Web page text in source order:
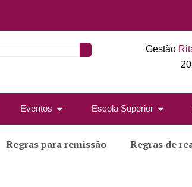
Gestão
Eventos Escola Superior
Regras para remissão Regras de